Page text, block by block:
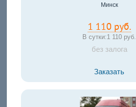
Минск
1 110 руб.
В сутки:1 110 руб.
без залога
Заказать